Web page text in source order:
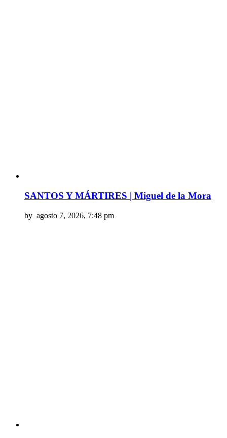
SANTOS Y MÁRTIRES | Miguel de la Mora
by agosto 7, 2026, 7:48 pm